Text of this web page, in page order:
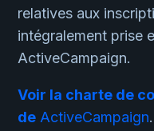
relatives aux
intégralement prise
ActiveCampaign.
Voir la charte de
de ActiveCampaign.